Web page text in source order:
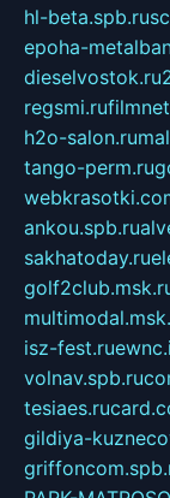
hl-beta.spb.ru
epoha-
dieselvostok.ru
regsmi.ru
h2o-salon.ru
tango-perm.ru
ankou.spb.ru
sakhatoday.ru
isz-fest.ru
volnav.spb.ru
tesiaes.ru
gildiya-